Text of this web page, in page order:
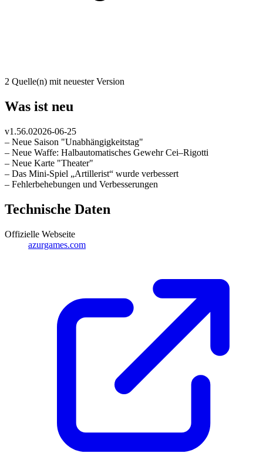
2 Quelle(n) mit neuester Version
Was ist neu
v1.56.02026-06-25
– Neue Saison "Unabhängigkeitstag"
– Neue Waffe: Halbautomatisches Gewehr Cei–Rigotti
– Neue Karte "Theater"
– Das Mini-Spiel „Artillerist“ wurde verbessert
– Fehlerbehebungen und Verbesserungen
Technische Daten
Offizielle Webseite
azurgames.com